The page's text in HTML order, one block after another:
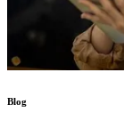
Blog